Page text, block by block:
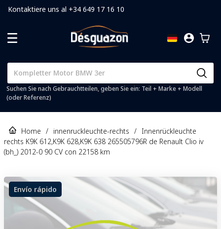
Kontaktiere uns al +34 649 17 16 10
Suchen Sie nach Gebrauchtteilen, geben Sie ein: Teil + Marke + Modell
(oder Referenz)
Home / innenruckleuchte-rechts / Innenrückleuchte
rechts K9K 612,K9K 628,K9K 638 265505796R de Renault Clio iv
(bh_) 2012-0 90 CV con 22158 km
Envío rápido